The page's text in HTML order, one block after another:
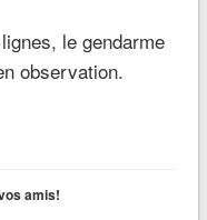
le gendarme
observation.
amis!